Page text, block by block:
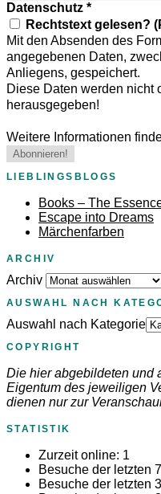
Datenschutz *
Rechtstext gelesen?
Mit den Absenden des
angegebenen Daten,
Anliegens, gespeichert.
Diese Daten werden nicht
herausgegeben!
Weitere Informationen
LIEBLINGSBLOGS
Books – The
Escape into Dreams
Märchenfarben
ARCHIV
Archiv
AUSWAHL NACH
Auswahl nach Kategorie
COPYRIGHT
Die hier abgebildeten und
Eigentum des jeweiligen
dienen nur zur
STATISTIK
Zurzeit online: 1
Besuche der letzten
Besuche der letzten